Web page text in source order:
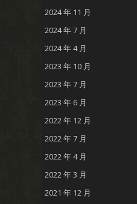
2024 年 11 月
2024 年 7 月
2024 年 4 月
2023 年 10 月
2023 年 7 月
2023 年 6 月
2022 年 12 月
2022 年 7 月
2022 年 4 月
2022 年 3 月
2021 年 12 月